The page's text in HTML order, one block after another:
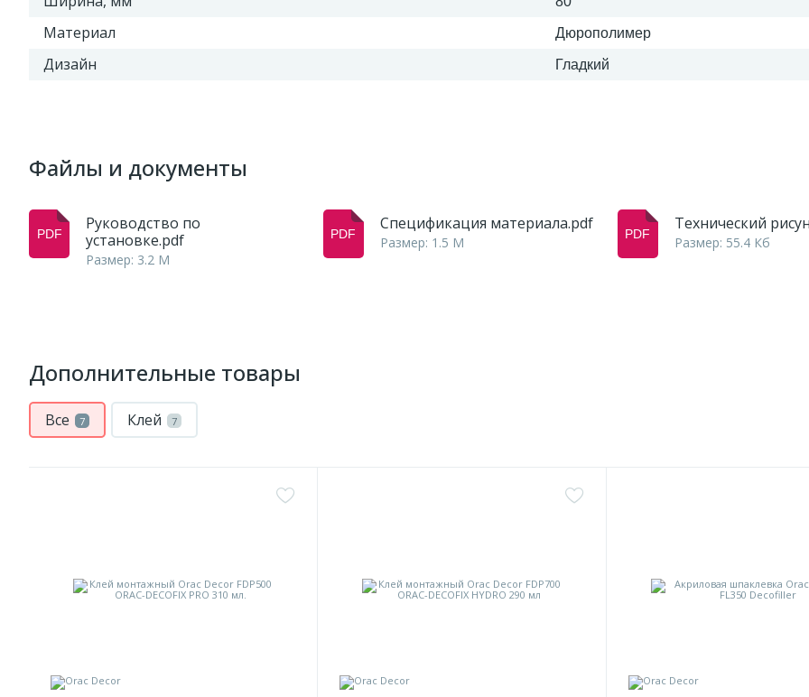
Материал Дюрополимер
Дизайн Гладкий
Файлы и документы
Руководство по
установке.pdf
Размер: 3.2 M
Спецификация материала.pdf
Размер: 1.5 M
Технический
Размер: 55.4 Кб
Дополнительные товары
Все 7 Клей 7